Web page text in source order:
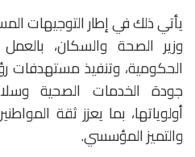
يأتي ذلك في إطار التوجيهات
وزير الصحة والسكان،
جودة الخدمات الصحية
أولوياتها، بما يعزز ثقة
والتميز المؤسسي.